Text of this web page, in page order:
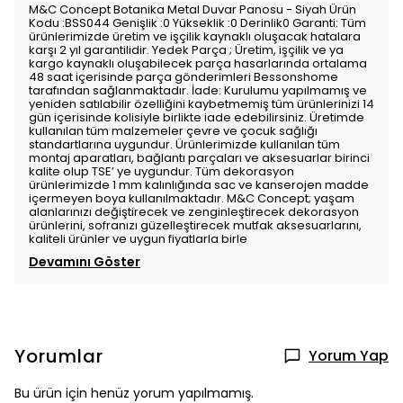
M&C Concept Botanika Metal Duvar Panosu - Siyah Ürün
Kodu :BSS044 Genişlik :0 Yükseklik :0 Derinlik0 Garanti: Tüm
ürünlerimizde üretim ve işçilik kaynaklı oluşacak hatalara
karşı 2 yıl garantilidir. Yedek Parça ; Üretim, işçilik ve ya
kargo kaynaklı oluşabilecek parça hasarlarında ortalama
48 saat içerisinde parça gönderimleri Bessonshome
tarafından sağlanmaktadır. İade: Kurulumu yapılmamış ve
yeniden satılabilir özelliğini kaybetmemiş tüm ürünlerinizi 14
gün içerisinde kolisiyle birlikte iade edebilirsiniz. Üretimde
kullanılan tüm malzemeler çevre ve çocuk sağlığı
standartlarına uygundur. Ürünlerimizde kullanılan tüm
montaj aparatları, bağlantı parçaları ve aksesuarlar birinci
kalite olup TSE’ ye uygundur. Tüm dekorasyon
ürünlerimizde 1 mm kalınlığında sac ve kanserojen madde
içermeyen boya kullanılmaktadır. M&C Concept; yaşam
alanlarınızı değiştirecek ve zenginleştirecek dekorasyon
ürünlerini, sofranızı güzelleştirecek mutfak aksesuarlarını,
kaliteli ürünler ve uygun fiyatlarla birle
Devamını Göster
Yorumlar Yorum Yap
Bu ürün için henüz yorum yapılmamış.